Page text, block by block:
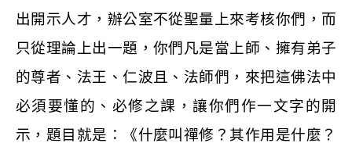
出開示人才，辦公室不從聖量上來考核你們，而
只從理論上出一題，你們凡是當上師、擁有弟子
的尊者、法王、仁波且、法師們，來把這佛法中
必須要懂的、必修之課，讓你們作一文字的開
示，題目就是：《什麼叫禪修？其作用是什麼？